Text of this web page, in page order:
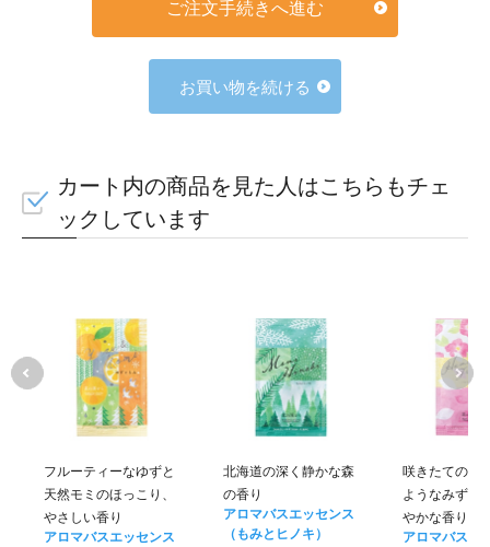
ご注文手続きへ進む
お買い物を続ける
カート内の商品を見た人はこちらもチェ
ックしています
フルーティーなゆずと
天然モミのほっこり、
やさしい香り
アロマバスエッセンス
北海道の深く静かな森
の香り
アロマバスエッセンス
（もみとヒノキ）
咲きたてのハ
ようなみずみ
やかな香り
アロマバスエ